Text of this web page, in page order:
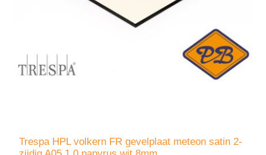
Trespa HPL volkern FR gevelplaat meteon satin 2-